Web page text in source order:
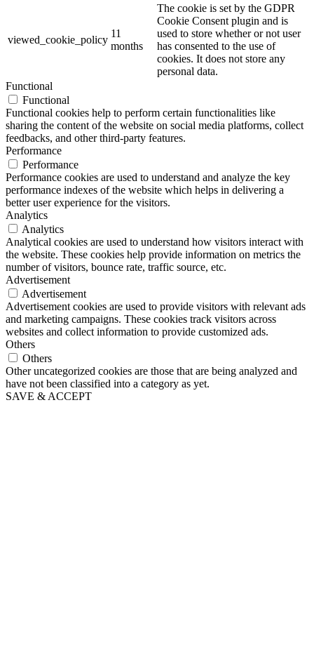
viewed_cookie_policy
11
months
The cookie is set by the GDPR
Cookie Consent plugin and is
used to store whether or not user
has consented to the use of
cookies. It does not store any
personal data.
Functional
Functional
Functional cookies help to perform certain functionalities like
sharing the content of the website on social media platforms, collect
feedbacks, and other third-party features.
Performance
Performance
Performance cookies are used to understand and analyze the key
performance indexes of the website which helps in delivering a
better user experience for the visitors.
Analytics
Analytics
Analytical cookies are used to understand how visitors interact with
the website. These cookies help provide information on metrics the
number of visitors, bounce rate, traffic source, etc.
Advertisement
Advertisement
Advertisement cookies are used to provide visitors with relevant ads
and marketing campaigns. These cookies track visitors across
websites and collect information to provide customized ads.
Others
Others
Other uncategorized cookies are those that are being analyzed and
have not been classified into a category as yet.
SAVE & ACCEPT